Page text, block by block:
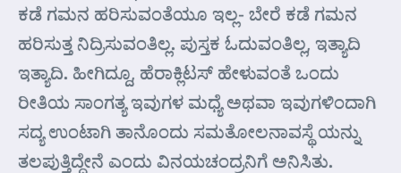
ಕಡೆ ಗಮನ ಹರಿಸುವಂತೆಯೂ ಇಲ್ಲ- ಬೇರೆ ಕಡೆ ಗಮನ
ಹರಿಸುತ್ತ ನಿದ್ರಿಸುವಂತಿಲ್ಲ. ಪುಸ್ತಕ ಓದುವಂತಿಲ್ಲ, ಇತ್ಯಾದಿ
ಇತ್ಯಾದಿ. ಹೀಗಿದ್ದೂ, ಹೆರಾಕ್ಲಿಟಸ್ ಹೇಳುವಂತೆ ಒಂದು
ರೀತಿಯ ಸಾಂಗತ್ಯ ಇವುಗಳ ಮಧ್ಯೆ ಅಥವಾ ಇವುಗಳಿಂದಾಗಿ
ಸದ್ಯ ಉಂಟಾಗಿ ತಾನೊಂದು ಸಮತೋಲನಾವಸ್ಥೆ ಯನ್ನು
ತಲಪುತ್ತಿದ್ದೇನೆ ಎಂದು ವಿನಯಚಂದ್ರನಿಗೆ ಅನಿಸಿತು.